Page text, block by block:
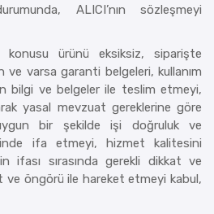
ALICI’nın sözleşmeyi
konusu ürünü eksiksiz, siparişte
ve varsa garanti belgeleri, kullanım
bilgi ve belgeler ile teslim etmeyi,
yasal mevzuat gereklerine göre
bir şekilde işi doğruluk ve
ifa etmeyi, hizmet kalitesini
ifası sırasında gerekli dikkat ve
öngörü ile hareket etmeyi kabul,